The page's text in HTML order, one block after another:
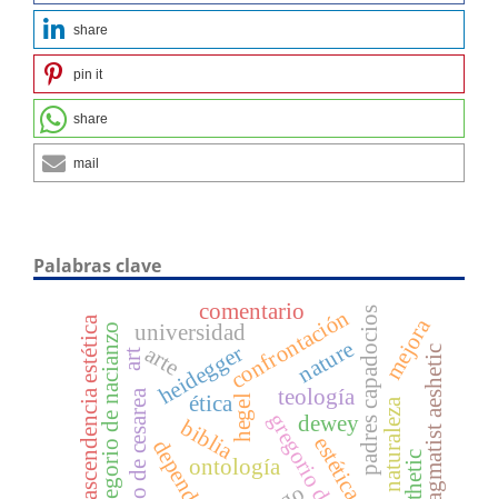
share
pin it
share
mail
Palabras clave
biblia
teología
heidegger
hegel
ontología
confrontaciónpadres capadocios
gregorio de nacianzo ética
universidad
comentario
dewey
arte
art
estéticanaturaleza
nature
trascendencia estética pragmatist aeshetic
mejora